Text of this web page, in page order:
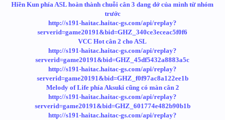
Hiền Kun phía ASL hoàn thành chuỗi cân 3 dang dở của mình từ nhóm
trước
http://s191-haitac.haitac-gs.com/api/replay?
serverid=game20191&bid=GHZ_340ce3eceac5f0f6
VCC Hot cân 2 cho ASL
http://s191-haitac.haitac-gs.com/api/replay?
serverid=game20191&bid=GHZ_45df5432a8883a5c
http://s191-haitac.haitac-gs.com/api/replay?
serverid=game20191&bid=GHZ_f0f97ac8a122ee1b
Melody of Life phía Aksuki cũng có màn cân 2
http://s191-haitac.haitac-gs.com/api/replay?
serverid=game20191&bid=GHZ_601774e482b90b1b
http://s191-haitac.haitac-gs.com/api/replay?